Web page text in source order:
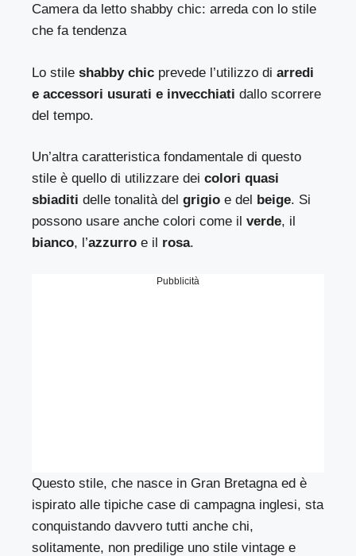
Camera da letto shabby chic: arreda con lo stile
che fa tendenza
Lo stileshabby chic prevede l’utilizzo di arredi
e accessori usurati e invecchiati dallo scorrere
del tempo.
Un’altra caratteristica fondamentale di questo
stile è quello di utilizzare deicolori quasi
sbiaditi delle tonalità delgrigio e del beige. Si
possono usare anche colori come ilverde, il
bianco, l’azzurro e il rosa.
Pubblicità
Questo stile, che nasce in Gran Bretagna ed è
ispirato alle tipiche case di campagna inglesi, sta
conquistando davvero tutti anche chi,
solitamente, non predilige uno stile vintage e